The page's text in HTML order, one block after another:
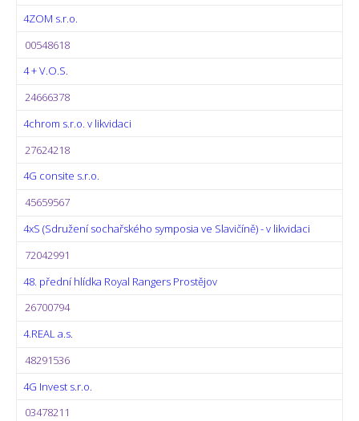
4ZOM s.r.o.
00548618
4 + V.O.S.
24666378
4chrom s.r.o. v likvidaci
27624218
4G consite s.r.o.
45659567
4xS (Sdružení sochařského symposia ve Slavičíně) - v likvidaci
72042991
48. přední hlídka Royal Rangers Prostějov
26700794
4.REAL a.s.
48291536
4G Invest s.r.o.
03478211